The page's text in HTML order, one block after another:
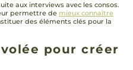
aux interviews avec les consos.
permettre de mieux connaître
des éléments clés pour la
pour créer